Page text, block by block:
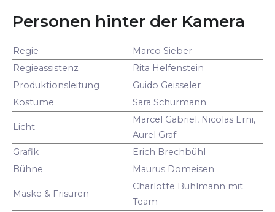
Personen hinter der Kamera
Regie
Marco Sieber
Regieassistenz
Rita Helfenstein
Produktionsleitung
Guido Geisseler
Kostüme
Sara Schürmann
Licht
Marcel Gabriel, Nicolas Erni,
Aurel Graf
Grafik
Erich Brechbühl
Bühne
Maurus Domeisen
Maske & Frisuren
Charlotte Bühlmann mit
Team